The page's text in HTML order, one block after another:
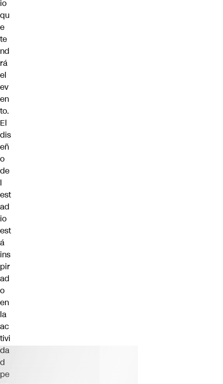
io
qu
e
te
nd
rá
el
ev
en
to.
El
dis
eñ
o
de
l
est
ad
io
est
á
ins
pir
ad
o
en
la
ac
tivi
da
d
pe